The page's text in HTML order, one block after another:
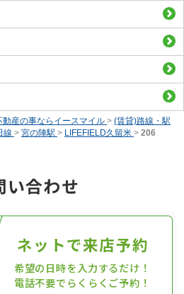
産の事ならイースマイル > (賃貸)路線・駅
線 > 宮の陣駅 > LIFEFIELD久留米 > 206
い合わせ
ネットで来店予約
希望の日時を入力するだけ！
電話不要でらくらくご予約！